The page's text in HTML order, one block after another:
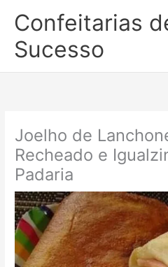
para
conteúdo
Confeitarias
Sucesso
Joelho de
Recheado e
Padaria